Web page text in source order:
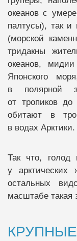
океанов с
палтусы), так и
(морской
тридакны
океанов,
Японского
в полярной
от тропиков
обитают в
в водах Арктики.
Так что, голод
у арктических
остальных
масштабе такая